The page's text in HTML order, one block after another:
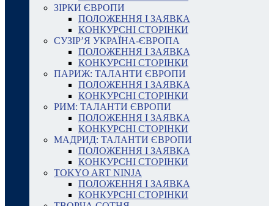
ЗІРКИ ЄВРОПИ
ПОЛОЖЕННЯ І ЗАЯВКА
КОНКУРСНІ СТОРІНКИ
СУЗІР’Я УКРАЇНА-ЄВРОПА
ПОЛОЖЕННЯ І ЗАЯВКА
КОНКУРСНІ СТОРІНКИ
ПАРИЖ: ТАЛАНТИ ЄВРОПИ
ПОЛОЖЕННЯ І ЗАЯВКА
КОНКУРСНІ СТОРІНКИ
РИМ: ТАЛАНТИ ЄВРОПИ
ПОЛОЖЕННЯ І ЗАЯВКА
КОНКУРСНІ СТОРІНКИ
МАДРИД: ТАЛАНТИ ЄВРОПИ
ПОЛОЖЕННЯ І ЗАЯВКА
КОНКУРСНІ СТОРІНКИ
TOKYO ART NINJA
ПОЛОЖЕННЯ І ЗАЯВКА
КОНКУРСНІ СТОРІНКИ